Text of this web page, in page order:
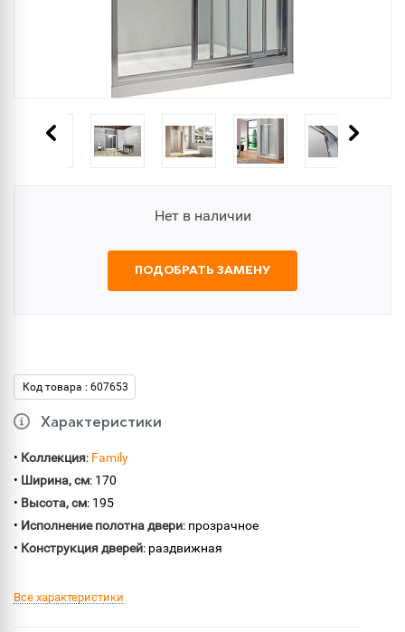
Нет в наличии
ПОДОБРАТЬ ЗАМЕНУ
Код товара : 607653
Характеристики
• Коллекция: Family
• Ширина, см: 170
• Высота, см: 195
• Исполнение полотна двери: прозрачное
• Конструкция дверей: раздвижная
Все характеристики